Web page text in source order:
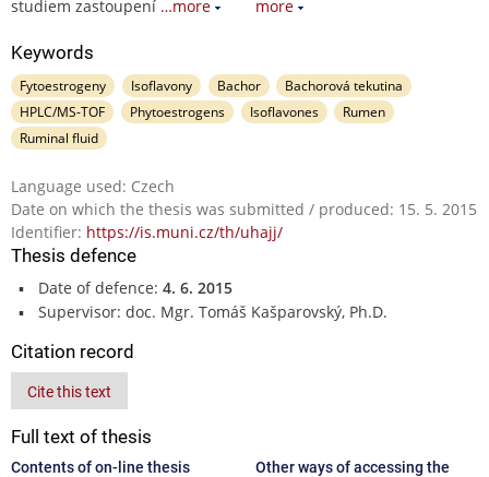
studiem zastoupení …more
more
Keywords
Fytoestrogeny Isoflavony Bachor
Bachorová tekutina
HPLC/MS-TOF
Phytoestrogens Isoflavones
Rumen
Ruminal fluid
Language used: Czech
Date on which the thesis was submitted / produced: 15. 5. 2015
Identifier: https://is.muni.cz/th/uhajj/
Thesis defence
Date of defence: 4. 6. 2015
Supervisor: doc. Mgr. Tomáš Kašparovský, Ph.D.
Citation record
Cite this text
Full text of thesis
Contents of on-line thesis
Other ways of accessing the